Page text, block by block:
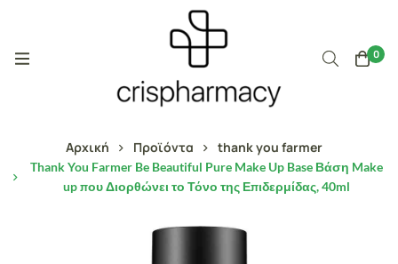
0
Αρχική Προϊόντα thank you farmer
Thank You Farmer Be Beautiful Pure Make Up Base Βάση Make
up που Διορθώνει το Τόνο της Επιδερμίδας, 40ml